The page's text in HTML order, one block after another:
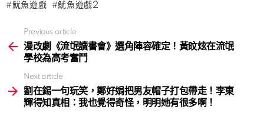
魷魚遊戲 魷魚遊戲2
more
Previous article
漫改劇《流氓讀書會》選角陣容確定！黃旼炫在流氓
學校為高考奮鬥
Next article
劉在錫一句玩笑，鄭好娟把男友帽子打包帶走！李東
輝得知真相：我也覺得奇怪，明明她有很多啊！